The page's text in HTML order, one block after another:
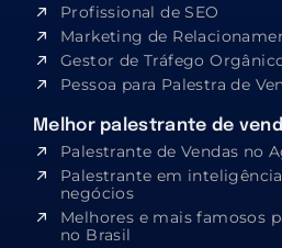
Profissional de SEO
Marketing de
Gestor de Tráfego
Pessoa para Palestra de
Melhor palestrante de
Palestrante de Vendas no
Palestrante em
negócios
Melhores e mais famosos
no Brasil